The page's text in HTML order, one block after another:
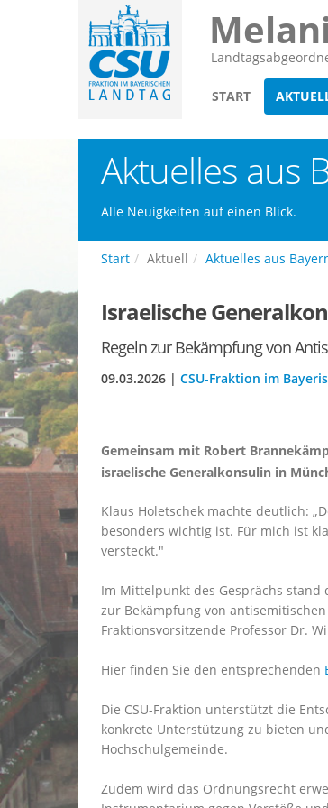
START
Aktuelles aus
Alle Neuigkeiten auf einen Blick.
Start Aktuell Aktuelles aus
Israelische
Regeln zur Bekämpfung von
09.03.2026 | CSU-Fraktion im
Gemeinsam mit Robert
israelische Generalkonsulin in
Klaus Holetschek machte deutlich:
besonders wichtig ist. Für mich ist
versteckt."
Im Mittelpunkt des Gesprächs stand
zur Bekämpfung von
Fraktionsvorsitzende Professor Dr.
Hier finden Sie den entsprechenden
Die CSU-Fraktion unterstützt die
konkrete Unterstützung zu bieten
Hochschulgemeinde.
Zudem wird das Ordnungsrecht